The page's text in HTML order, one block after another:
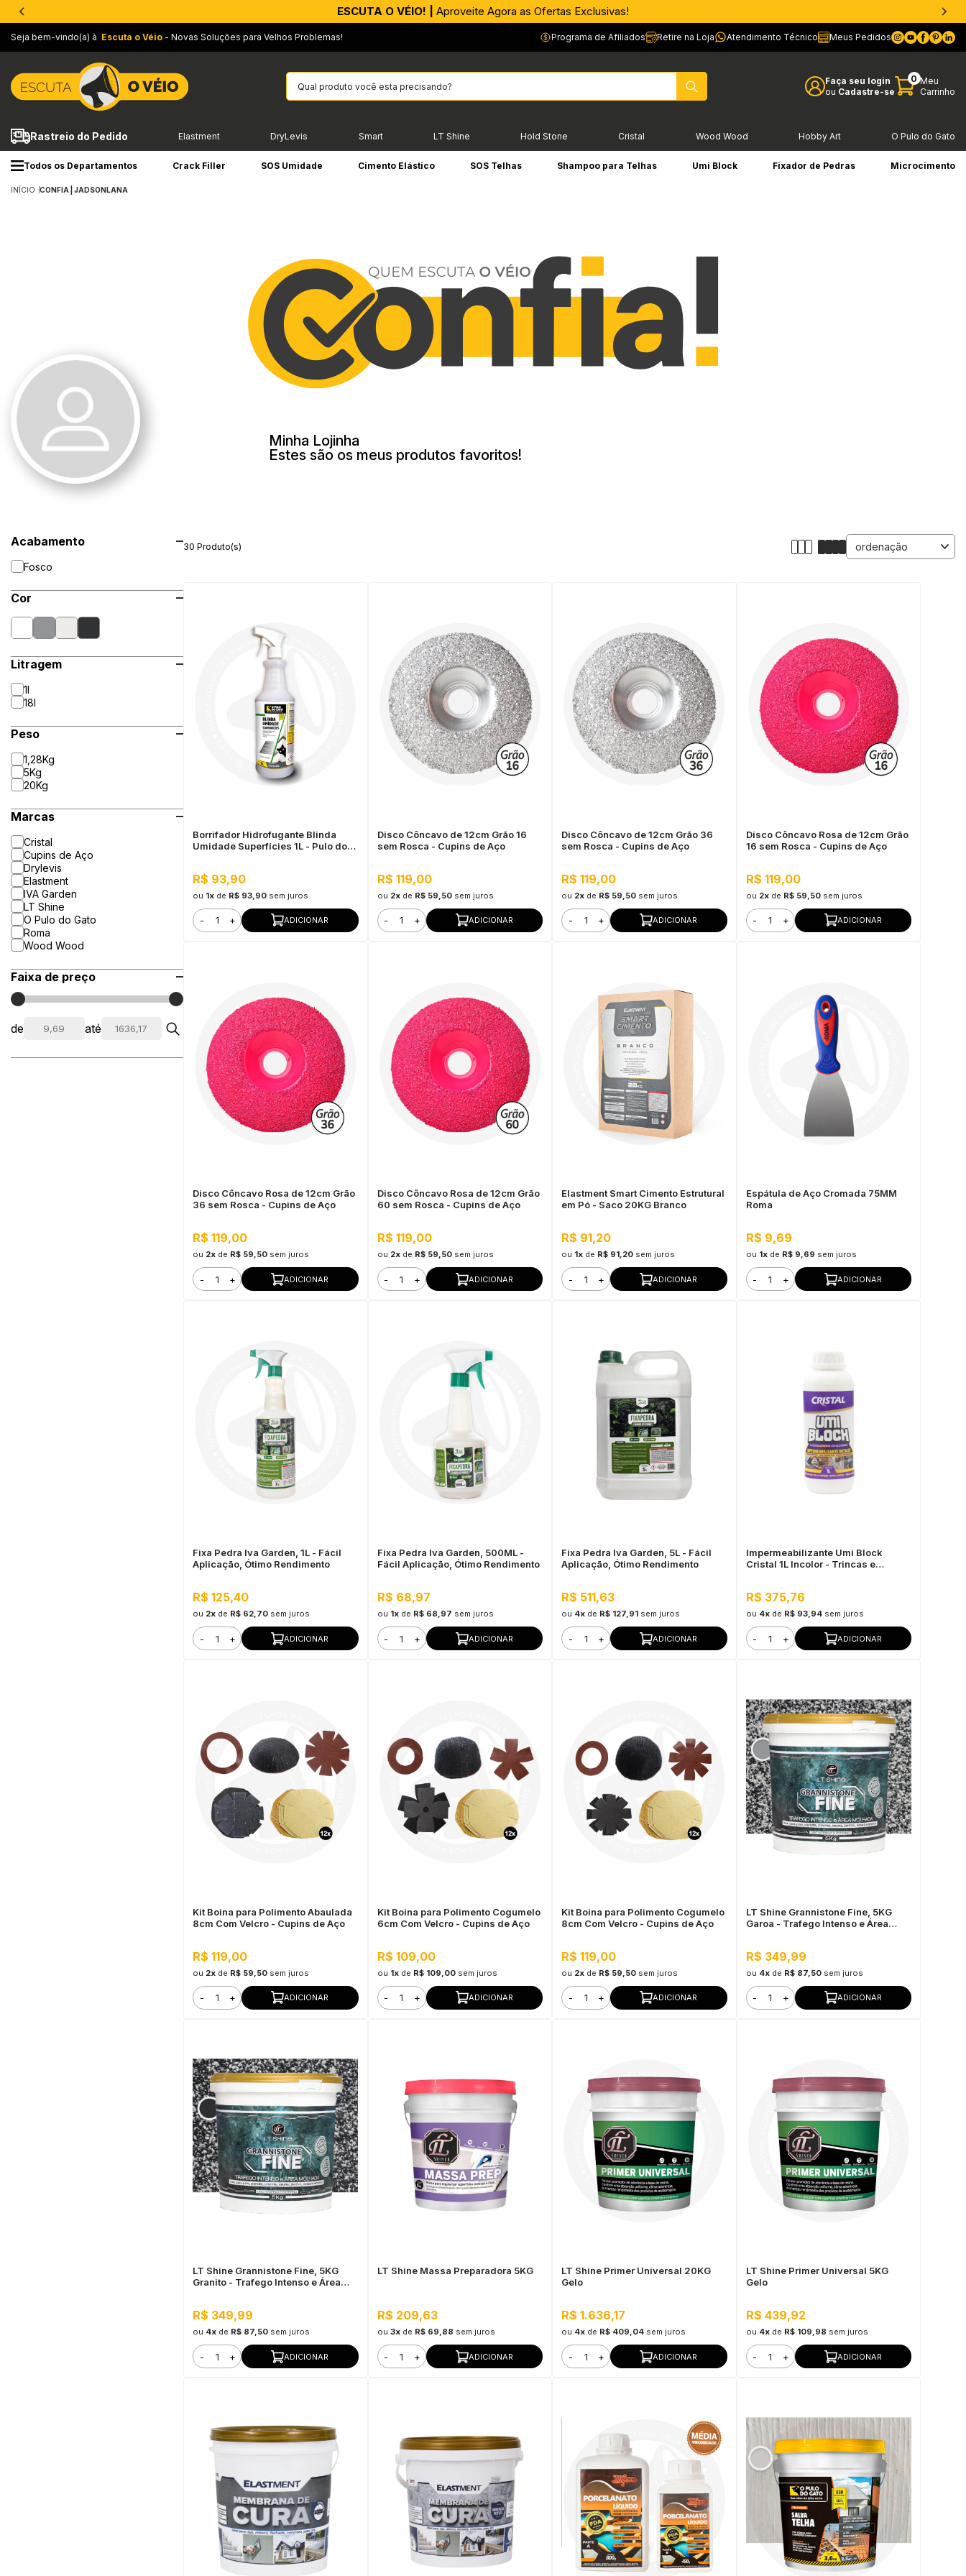
APROVEITE AGORA |PIX parcelado em até 4x sem Juros!*
Seja bem-vindo(a) à Escuta o Véio - Novas Soluções para Velhos Problemas! Programa de Afiliados Retire na Loja Atendimento Técnico Meus Pedidos
Faça seu login
ou Cadastre-se
0 Meu
Carrinho
Rastreio do Pedido Elastment DryLevis Smart LT Shine Hold Stone Cristal Wood Wood Hobby Art O Pulo do Gato
Todos os Departamentos Crack Filler SOS Umidade Cimento Elástico SOS Telhas Shampoo para Telhas Umi Block Fixador de Pedras Microcimento
INÍCIO CONFIA | JADSONLANA
Minha Lojinha
Estes são os meus produtos favoritos!
Acabamento
Fosco
Cor
Litragem
1l
18l
Peso
1,28Kg
5Kg
20Kg
Marcas
Cristal
Cupins de Aço
Drylevis
Elastment
IVA Garden
LT Shine
O Pulo do Gato
Roma
Wood Wood
Faixa de preço
de até
30 Produto(s)
Borrifador Hidrofugante Blinda
Umidade Superfícies 1L - Pulo do
R$ 93,90
ou 1x de R$ 93,90 sem juros
- + ADICIONAR
Disco Côncavo de 12cm Grão 16
sem Rosca - Cupins de Aço
R$ 119,00
ou 2xde R$ 59,50 sem juros
- + ADICIONAR
Disco Côncavo de 12cm Grão 36
sem Rosca - Cupins de Aço
R$ 119,00
ou 2x de R$ 59,50 sem juros
- + ADICIONAR
Disco Côncavo Rosa de 12cm Grão
16 sem Rosca - Cupins de Aço
R$ 119,00
ou 2xde R$ 59,50 sem juros
- + ADICIONAR
Disco Côncavo Rosa de 12cm Grão
36 sem Rosca - Cupins de Aço
R$ 119,00
ou 2x de R$ 59,50 sem juros
- + ADICIONAR
Disco Côncavo Rosa de 12cm Grão
60 sem Rosca - Cupins de Aço
R$ 119,00
ou 2xde R$ 59,50 sem juros
- + ADICIONAR
Elastment Smart Cimento Estrutural
em Pó - Saco 20KG Branco
R$ 91,20
ou 1x de R$ 91,20 sem juros
- + ADICIONAR
Espátula de Aço Cromada 75MM
Roma
R$ 9,69
ou 1xde R$ 9,69 sem juros
- + ADICIONAR
Fixa Pedra Iva Garden, 1L - Fácil
Aplicação, Ótimo Rendimento
R$ 125,40
ou 2x de R$ 62,70 sem juros
- + ADICIONAR
Fixa Pedra Iva Garden, 500ML -
Fácil Aplicação, Ótimo Rendimento
R$ 68,97
ou 1xde R$ 68,97 sem juros
- + ADICIONAR
Fixa Pedra Iva Garden, 5L - Fácil
Aplicação, Ótimo Rendimento
R$ 511,63
ou 4x de R$ 127,91 sem juros
- + ADICIONAR
Impermeabilizante Umi Block
Cristal 1L Incolor - Trincas e
R$ 375,76
ou 4xde R$ 93,94 sem juros
- + ADICIONAR
Kit Boina para Polimento Abaulada
8cm Com Velcro - Cupins de Aço
R$ 119,00
ou 2x de R$ 59,50 sem juros
- + ADICIONAR
Kit Boina para Polimento Cogumelo
6cm Com Velcro - Cupins de Aço
R$ 109,00
ou 1xde R$ 109,00 sem juros
- + ADICIONAR
Kit Boina para Polimento Cogumelo
8cm Com Velcro - Cupins de Aço
R$ 119,00
ou 2x de R$ 59,50 sem juros
- + ADICIONAR
LT Shine Grannistone Fine, 5KG
Garoa - Trafego Intenso e Área
R$ 349,99
ou 4xde R$ 87,50 sem juros
- + ADICIONAR
LT Shine Grannistone Fine, 5KG
Granito - Trafego Intenso e Área
R$ 349,99
ou 4x de R$ 87,50 sem juros
- + ADICIONAR
LT Shine Massa Preparadora 5KG
R$ 209,63
ou 3xde R$ 69,88 sem juros
- + ADICIONAR
LT Shine Primer Universal 20KG
Gelo
R$ 1.636,17
ou 4x de R$ 409,04 sem juros
- + ADICIONAR
LT Shine Primer Universal 5KG
Gelo
R$ 439,92
ou 4xde R$ 109,98 sem juros
- + ADICIONAR